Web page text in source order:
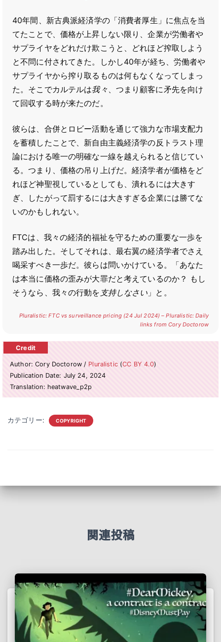
40年間、新古典派経済学の「消費者厚生」に焦点を当
てたことで、価格が上昇しない限り、企業が労働者や
サプライヤをどれだけ欺こうと、どれほど搾取しよう
と不問に付されてきた。しかし40年が経ち、労働者や
サプライヤから搾り取るものは何もなくなってしまっ
た。そこでカルテルは我々、つまり顧客に矛先を向け
て回収する時が来たのだ。
彼らは、合併とロビー活動を通じて強力な市場支配力
を蓄積したことで、新自由主義経済学の反トラスト理
論における唯一の明確な一線を越えられると信じてい
る。つまり、価格の吊り上げだ。経済学者が価格をど
れほど神聖視しているとしても、潰れるには大きす
ぎ、したがって罰するには大きすぎる企業には勝てな
いのかもしれない。
FTCは、我々の経済的福祉を守るための重要な一歩を
踏み出した。そしてそれは、最右翼の経済学者でさえ
喝采すべき一歩だ。彼らは問いかけている。「あなた
は本当に価格の歪みが大罪だと考えているのか？ もし
そうなら、我々の行動を 支持しなさい 」と。
Pluralistic: FTC vs surveillance pricing (24 Jul 2024) – Pluralistic: Daily
links from Cory Doctorow
Author: Cory Doctorow / Pluralistic(CC BY 4.0)
Publication Date: July 24, 2024
Translation: heatwave_p2p
カテゴリー: COPYRIGHT
関連投稿